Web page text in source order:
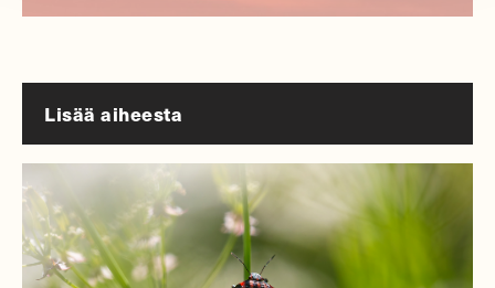
Lisää aiheesta